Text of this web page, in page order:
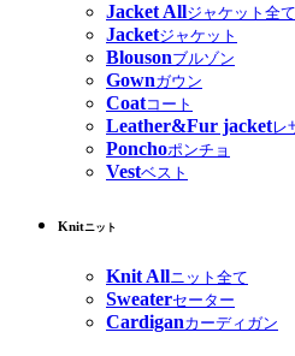
Jacket Allジャケット全て
Jacketジャケット
Blousonブルゾン
Gownガウン
Coatコート
Leather&Fur jacketレ
Ponchoポンチョ
Vestベスト
Knitニット
Knit Allニット全て
Sweaterセーター
Cardiganカーディガン